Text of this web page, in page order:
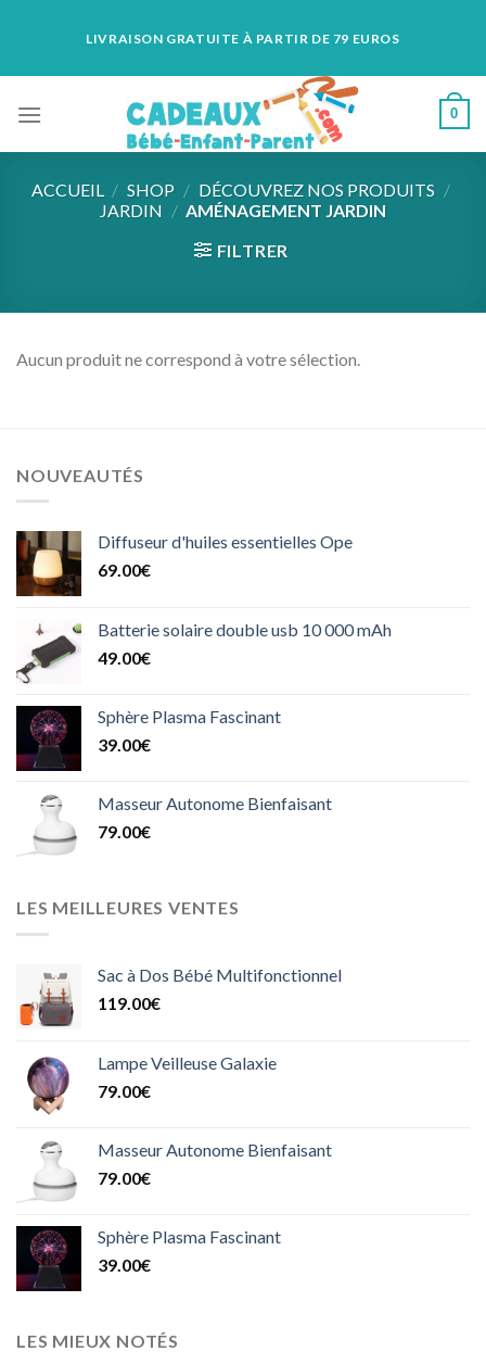
LIVRAISON GRATUITE À PARTIR DE 79 EUROS
0
ACCUEIL / SHOP / DÉCOUVREZ NOS PRODUITS /
JARDIN / AMÉNAGEMENT JARDIN
FILTRER
Aucun produit ne correspond à votre sélection.
NOUVEAUTÉS
Diffuseur d'huiles essentielles Ope
69.00€
Batterie solaire double usb 10 000 mAh
49.00€
Sphère Plasma Fascinant
39.00€
Masseur Autonome Bienfaisant
79.00€
LES MEILLEURES VENTES
Sac à Dos Bébé Multifonctionnel
119.00€
Lampe Veilleuse Galaxie
79.00€
Masseur Autonome Bienfaisant
79.00€
Sphère Plasma Fascinant
39.00€
LES MIEUX NOTÉS